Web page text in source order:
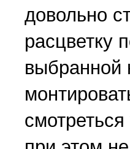
довольно
расцветку
выбранной